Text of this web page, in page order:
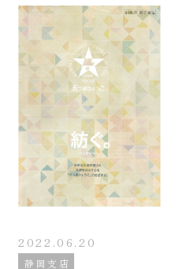
ット
2022.06.20
静岡支店